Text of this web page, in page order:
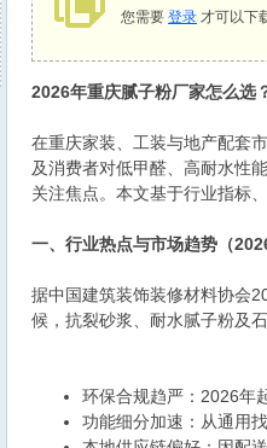
您需要 登录 才可以下
2026年重庆腻子粉厂家怎么选
在重庆家装、工装与地产配套
及消费者对低甲醛、高耐水性
关注焦点。本文基于行业指标
一、行业热点与市场趋势（
据中国建筑装饰装修材料协会
候，抗裂砂浆、耐水腻子粉及
环保合规趋严：2026年
功能细分加速：从通用找